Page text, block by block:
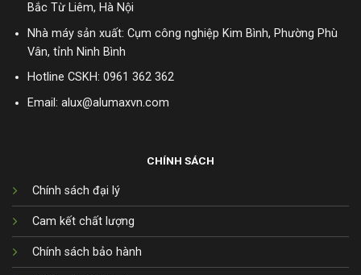
Bắc Từ Liêm, Hà Nội
Nhà máy sản xuất: Cụm công nghiệp Kim Bình, Phường Phù
Vân, tỉnh Ninh Bình
Hotline CSKH: 0961 362 362
Email: alux@alumaxvn.com
CHÍNH SÁCH
Chính sách đại lý
Cam kết chất lượng
Chính sách bảo hành